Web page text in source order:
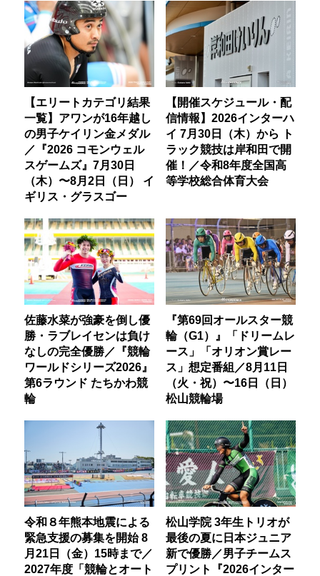
【エリートカテゴリ結果
一覧】アワンが16年越し
の男子ケイリン金メダル
／『2026 コモンウェル
スゲームズ』7月30日
（木）〜8月2日（日） イ
ギリス・グラスゴー
【開催スケジュール・配
信情報】2026インターハ
イ 7月30日（木）から ト
ラック競技は岸和田で開
催！／令和8年度全国高
等学校総合体育大会
佐藤水菜が強豪を倒し優
勝・ラブレイセンは負け
なしの完全優勝／『競輪
ワールドシリーズ2026』
第6ラウンド たちかわ競
輪
『第69回オールスター競
輪（G1）』「ドリームレ
ース」「オリオン賞レー
ス」想定番組／8月11日
（火・祝）〜16日（日）
松山競輪場
令和８年熊本地震による
緊急支援の募集を開始 8
月21日（金）15時まで／
2027年度「競輪とオート
松山学院 3年生トリオが
最後の夏に日本ジュニア
新で優勝／男子チームス
プリント『2026インター